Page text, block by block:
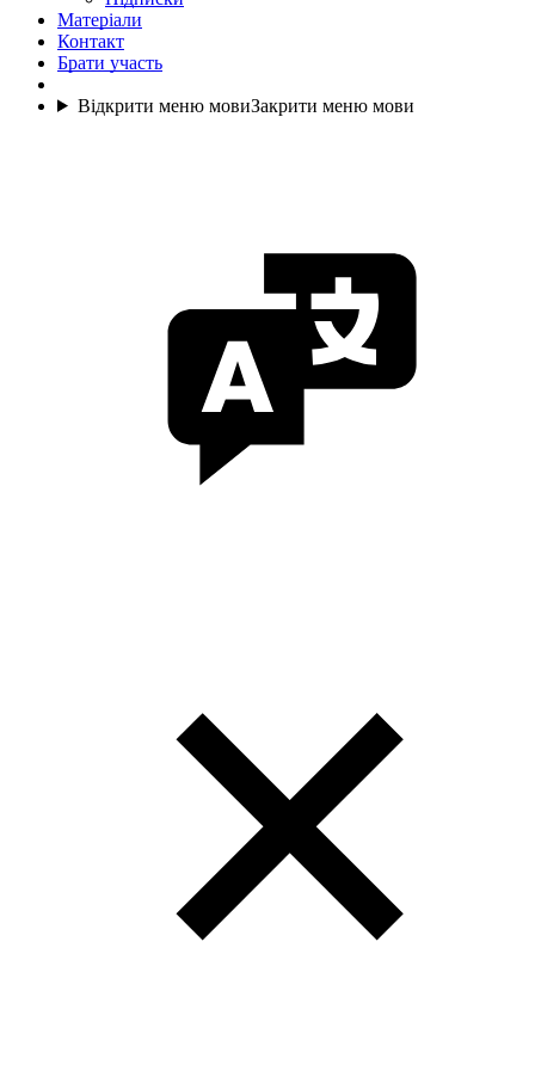
Матеріали
Контакт
Брати участь
Відкрити меню мовиЗакрити меню мови